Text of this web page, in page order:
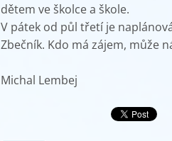
dětem ve školce a škole.
V pátek od půl třetí je
Zbečník. Kdo má zájem, může
Michal Lembej